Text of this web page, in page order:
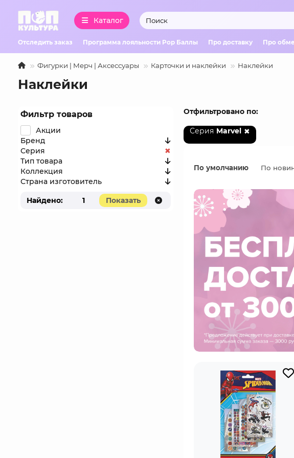
Каталог
Отследить заказ Программа лояльности Pop Баллы Про доставку Про
Фигурки | Мерч | Аксессуары Карточки и наклейки Наклейки
Наклейки
Фильтр товаров
Акции
Бренд
Серия
Тип товара
Коллекция
Страна изготовитель
Найдено: 1 Показать
Отфильтровано по:
Серия Marvel
По умолчанию По